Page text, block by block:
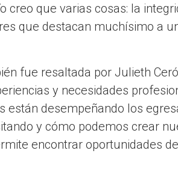
creo que varias cosas: la
que destacan muchísimo a
fue resaltada por Julieth
y necesidades
están desempeñando los
y cómo podemos crear
encontrar oportunidades